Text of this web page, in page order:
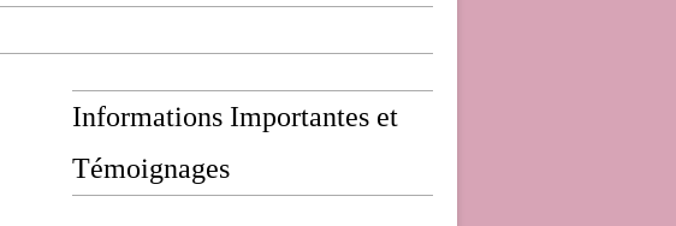
Informations Importantes et
Témoignages